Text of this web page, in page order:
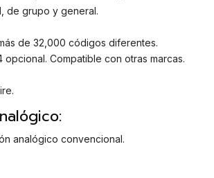
de grupo y general.
de 32,000 códigos diferentes.
opcional. Compatible con otras marcas.
analógico convencional.